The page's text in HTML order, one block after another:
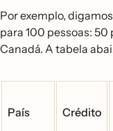
Por exemplo,
para 100 pessoas: 50
Canadá. A tabela
País Crédito